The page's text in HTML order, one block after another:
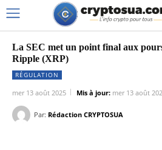
La SEC met un point final aux
Ripple (XRP)
RÉGULATION
mer 13 août 2025 Mis à jour: mer 13 août
Par: Rédaction CRYPTOSUA